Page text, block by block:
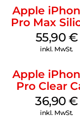
Apple
Pro Max
Case
Stone Gray
55,90 €
inkl. MwSt.
Apple
Pro Clear
MagSafe
36,90€
inkl. MwSt.